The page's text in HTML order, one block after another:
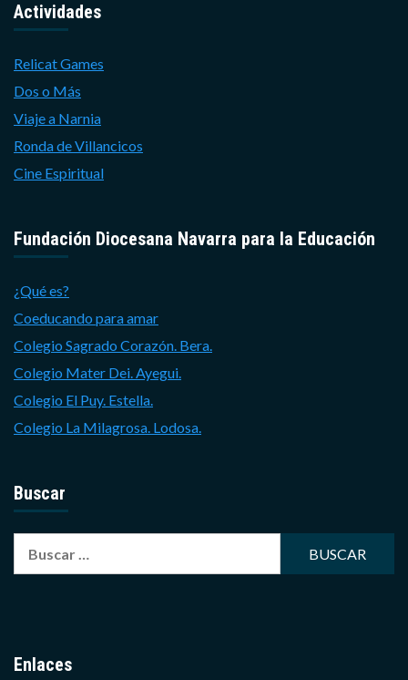
Actividades
Relicat Games
Dos o Más
Viaje a Narnia
Ronda de Villancicos
Cine Espiritual
Fundación Diocesana Navarra para la Educación
¿Qué es?
Coeducando para amar
Colegio Sagrado Corazón. Bera.
Colegio Mater Dei. Ayegui.
Colegio El Puy. Estella.
Colegio La Milagrosa. Lodosa.
Buscar
Enlaces